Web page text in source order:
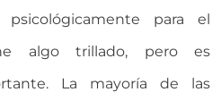
para el
algo trillado, pero es
La mayoría de las